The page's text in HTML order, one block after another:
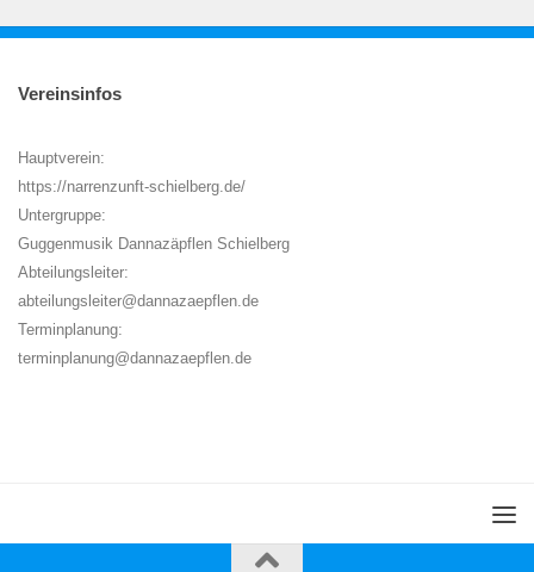
Vereinsinfos
Hauptverein:
https://narrenzunft-schielberg.de/
Untergruppe:
Guggenmusik Dannazäpflen Schielberg
Abteilungsleiter:
abteilungsleiter@dannazaepflen.de
Terminplanung:
terminplanung@dannazaepflen.de